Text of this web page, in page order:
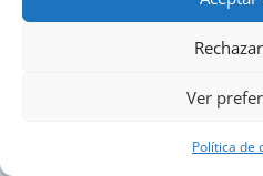
Ver
Política de
¿Quieres hablar con